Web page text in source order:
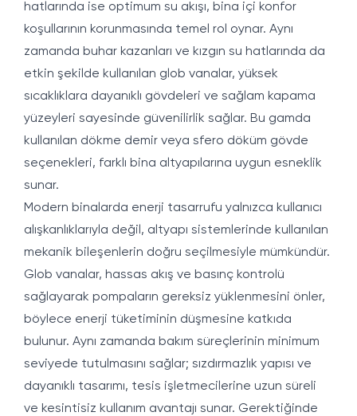
hatlarında ise optimum su akışı, bina içi konfor
koşullarının korunmasında temel rol oynar. Aynı
zamanda buhar kazanları ve kızgın su hatlarında da
etkin şekilde kullanılan glob vanalar, yüksek
sıcaklıklara dayanıklı gövdeleri ve sağlam kapama
yüzeyleri sayesinde güvenilirlik sağlar. Bu gamda
kullanılan dökme demir veya sfero döküm gövde
seçenekleri, farklı bina altyapılarına uygun esneklik
sunar.
Modern binalarda enerji tasarrufu yalnızca kullanıcı
alışkanlıklarıyla değil, altyapı sistemlerinde kullanılan
mekanik bileşenlerin doğru seçilmesiyle mümkündür.
Glob vanalar, hassas akış ve basınç kontrolü
sağlayarak pompaların gereksiz yüklenmesini önler,
böylece enerji tüketiminin düşmesine katkıda
bulunur. Aynı zamanda bakım süreçlerinin minimum
seviyede tutulmasını sağlar; sızdırmazlık yapısı ve
dayanıklı tasarımı, tesis işletmecilerine uzun süreli
ve kesintisiz kullanım avantajı sunar. Gerektiğinde